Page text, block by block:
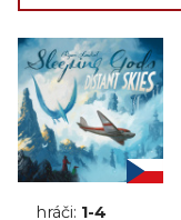
hráči: 1-4